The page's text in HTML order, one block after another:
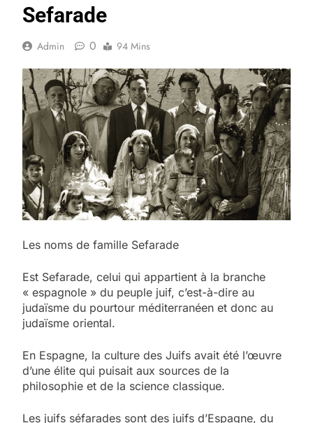
Sefarade
Admin 0 94 Mins
Les noms de famille Sefarade
Est Sefarade, celui qui appartient à la branche
« espagnole » du peuple juif, c’est-à-dire au
judaïsme du pourtour méditerranéen et donc au
judaïsme oriental.
En Espagne, la culture des Juifs avait été l’œuvre
d’une élite qui puisait aux sources de la
philosophie et de la science classique.
Les juifs séfarades sont des juifs d’Espagne, du